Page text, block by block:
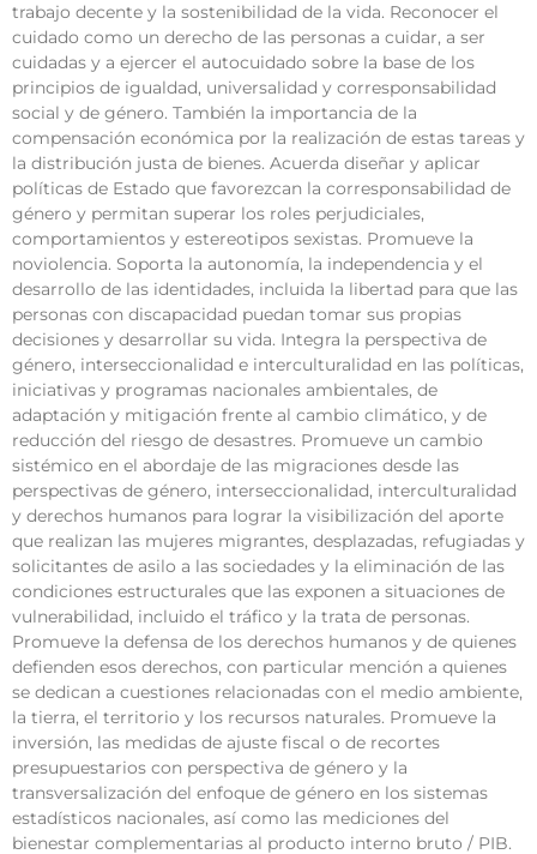
trabajo decente y la sostenibilidad de la vida. Reconocer el
cuidado como un derecho de las personas a cuidar, a ser
cuidadas y a ejercer el autocuidado sobre la base de los
principios de igualdad, universalidad y corresponsabilidad
social y de género. También la importancia de la
compensación económica por la realización de estas tareas y
la distribución justa de bienes. Acuerda diseñar y aplicar
políticas de Estado que favorezcan la corresponsabilidad de
género y permitan superar los roles perjudiciales,
comportamientos y estereotipos sexistas. Promueve la
noviolencia. Soporta la autonomía, la independencia y el
desarrollo de las identidades, incluida la libertad para que las
personas con discapacidad puedan tomar sus propias
decisiones y desarrollar su vida. Integra la perspectiva de
género, interseccionalidad e interculturalidad en las políticas,
iniciativas y programas nacionales ambientales, de
adaptación y mitigación frente al cambio climático, y de
reducción del riesgo de desastres. Promueve un cambio
sistémico en el abordaje de las migraciones desde las
perspectivas de género, interseccionalidad, interculturalidad
y derechos humanos para lograr la visibilización del aporte
que realizan las mujeres migrantes, desplazadas, refugiadas y
solicitantes de asilo a las sociedades y la eliminación de las
condiciones estructurales que las exponen a situaciones de
vulnerabilidad, incluido el tráfico y la trata de personas.
Promueve la defensa de los derechos humanos y de quienes
defienden esos derechos, con particular mención a quienes
se dedican a cuestiones relacionadas con el medio ambiente,
la tierra, el territorio y los recursos naturales. Promueve la
inversión, las medidas de ajuste fiscal o de recortes
presupuestarios con perspectiva de género y la
transversalización del enfoque de género en los sistemas
estadísticos nacionales, así como las mediciones del
bienestar complementarias al producto interno bruto / PIB.